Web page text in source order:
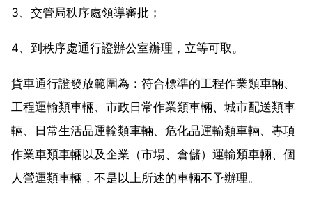
3、交管局秩序處領導審批；
4、到秩序處通行證辦公室辦理，立等可取。
貨車通行證發放範圍為：符合標準的工程作業類車輛、
工程運輸類車輛、市政日常作業類車輛、城市配送類車
輛、日常生活品運輸類車輛、危化品運輸類車輛、專項
作業車類車輛以及企業（市場、倉儲）運輸類車輛、個
人營運類車輛，不是以上所述的車輛不予辦理。